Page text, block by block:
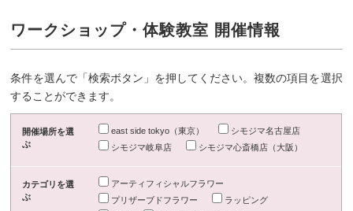
ワークショップ・体験教室 開催情報
条件を選んで「検索ボタン」を押してください。複数の項目を選択
することができます。
開催場所を選
ぶ
east side tokyo（東京）
シモジマ名古屋店
シモジマ岐阜店
シモジマ心斎橋店（大阪）
カテゴリを選
ぶ
アーティフィシャルフラワー
プリザーブドフラワー
ラッピング